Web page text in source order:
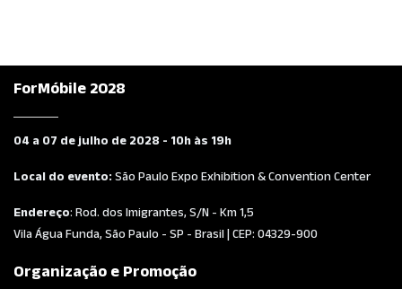
ForMóbile 2028
04 a 07 de julho de 2028 - 10h às 19h
Local do evento:São Paulo Expo Exhibition & Convention Center
Endereço: Rod. dos Imigrantes, S/N - Km 1,5
Vila Água Funda, São Paulo - SP - Brasil | CEP: 04329-900
Organização e Promoção